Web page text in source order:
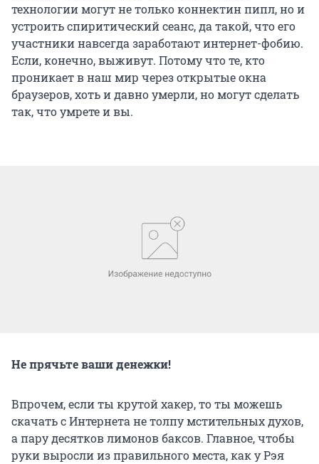
технологии могут не только коннектин пипл, но и
устроить спиритический сеанс, да такой, что его
участники навсегда заработают интернет-фобию.
Если, конечно, выживут. Потому что те, кто
проникает в наш мир через открытые окна
браузеров, хоть и давно умерли, но могут сделать
так, что умрете и вы.
Не прячьте ваши денежки!
Впрочем, если ты крутой хакер, то ты можешь
скачать с Интернета не толпу мстительных духов,
а пару десятков лимонов баксов. Главное, чтобы
руки выросли из правильного места, как у Рэя